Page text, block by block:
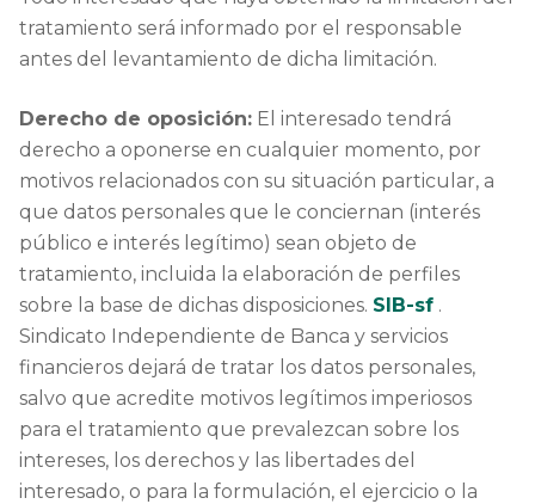
tratamiento será informado por el responsable
antes del levantamiento de dicha limitación.
Derecho de oposición: El interesado tendrá
derecho a oponerse en cualquier momento, por
motivos relacionados con su situación particular, a
que datos personales que le conciernan (interés
público e interés legítimo) sean objeto de
tratamiento, incluida la elaboración de perfiles
sobre la base de dichas disposiciones. SIB-sf .
Sindicato Independiente de Banca y servicios
financieros dejará de tratar los datos personales,
salvo que acredite motivos legítimos imperiosos
para el tratamiento que prevalezcan sobre los
intereses, los derechos y las libertades del
interesado, o para la formulación, el ejercicio o la